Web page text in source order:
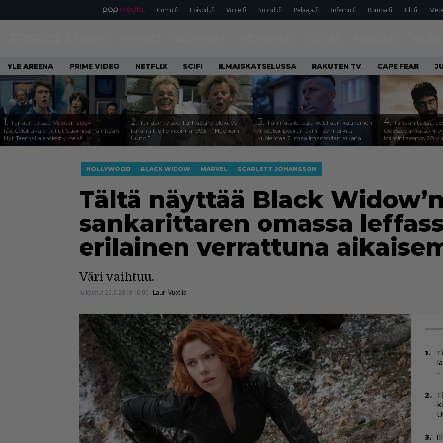
Como.fi Episodi.fi Voice.fi Soundi.fi Pelaaja.fi Inferno.fi Rumba.fi Tilt.fi
YLE AREENA PRIME VIDEO NETFLIX SCIFI ILMAISKATSELUSSA RAKUTEN TV CAPE FEAR
1. Tänään tv:ssä: Vuoden 2024
laatuelokuva ei tullut Suomeen lainkaan –
Nyt Teemalla ensiesityksenä
2. Tänään tv:ssä: Turhapuro-elokuva
karahti kiville vuonna 1993 – ”Huonoin
Uuno!”
3. Illan natsileffassa kuullaan kaukainen
moottoripyörän ääni – se merkitsi
kuolemaa 2. maailmansodan aikana
4. Tänään tv:ssä:
Odysseyn, katso
toimintaeepos 20
HOLLYWOOD BLACK WIDOW MARVEL SCARLETT JOHANSSON
Tältä näyttää Black
sankarittaren omassa
erilainen verrattuna
Väri vaihtuu.
Julkaistu: 25.8.2019 16:00 Lauri Vuotila
–